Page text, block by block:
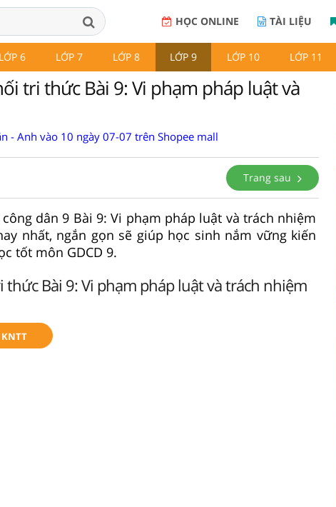
HỌC ONLINE TÀI LIỆU
LỚP 6 LỚP 7 LỚP 8 LỚP 9 LỚP 10 LỚP 11
tri thức Bài 9: Vi phạm pháp luật và
- Anh vào 10 ngày 07-07 trên Shopee mall
Trang sau
dân 9 Bài 9: Vi phạm pháp luật và trách nhiệm
nhất, ngắn gọn sẽ giúp học sinh nắm vững kiến
tốt môn GDCD 9.
thức Bài 9: Vi phạm pháp luật và trách nhiệm
KNTT